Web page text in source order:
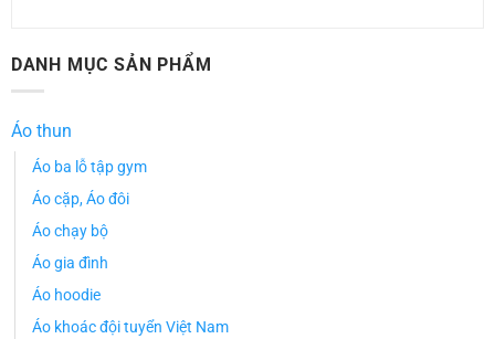
DANH MỤC SẢN PHẨM
Áo thun
Áo ba lỗ tập gym
Áo cặp, Áo đôi
Áo chạy bộ
Áo gia đình
Áo hoodie
Áo khoác đội tuyển Việt Nam